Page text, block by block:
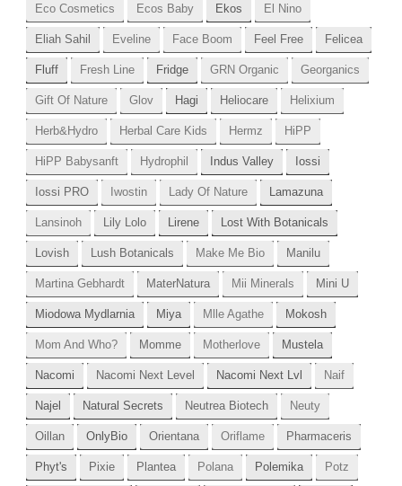
Eco Cosmetics Ecos Baby Ekos El Nino
Eliah Sahil Eveline Face Boom Feel Free Felicea
Fluff Fresh Line Fridge GRN Organic Georganics
Gift Of Nature Glov Hagi Heliocare Helixium
Herb&Hydro Herbal Care Kids Hermz HiPP
HiPP Babysanft Hydrophil Indus Valley Iossi
Iossi PRO Iwostin Lady Of Nature Lamazuna
Lansinoh Lily Lolo Lirene Lost With Botanicals
Lovish Lush Botanicals Make Me Bio Manilu
Martina Gebhardt MaterNatura Mii Minerals Mini U
Miodowa Mydlarnia Miya Mlle Agathe Mokosh
Mom And Who? Momme Motherlove Mustela
Nacomi Nacomi Next Level Nacomi Next Lvl Naif
Najel Natural Secrets Neutrea Biotech Neuty
Oillan OnlyBio Orientana Oriflame Pharmaceris
Phyt's Pixie Plantea Polana Polemika Potz